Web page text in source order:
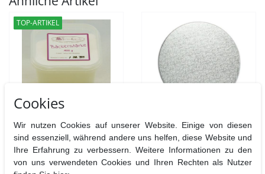
TOP-ARTIKEL
Bäckerstärke 400g Cake Drum rund 20,3 cm
Cookies
Wir nutzen Cookies auf unserer Website. Einige von diesen
sind essenziell, während andere uns helfen, diese Website und
Ihre Erfahrung zu verbessern. Weitere Informationen zu den
von uns verwendeten Cookies und Ihren Rechten als Nutzer